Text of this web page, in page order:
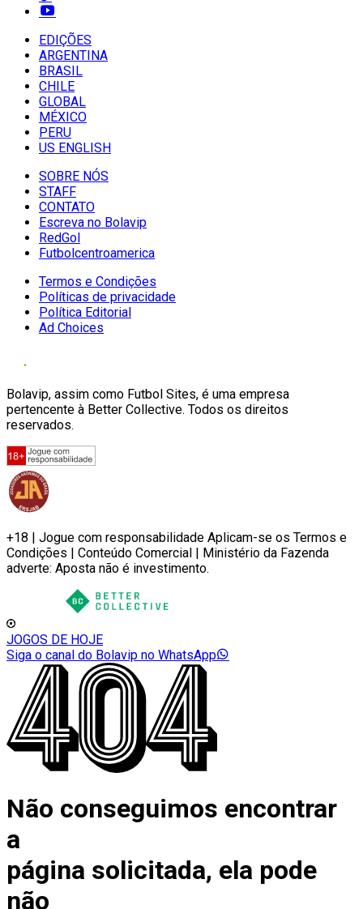
EDIÇÕES
ARGENTINA
BRASIL
CHILE
GLOBAL
MÉXICO
PERU
US ENGLISH
SOBRE NÓS
STAFF
CONTATO
Escreva no Bolavip
RedGol
Futbolcentroamerica
Termos e Condições
Políticas de privacidade
Política Editorial
Ad Choices
Bolavip, assim como Futbol Sites, é uma empresa
pertencente à Better Collective. Todos os direitos
reservados.
+18 | Jogue com responsabilidade Aplicam-se os Termos e
Condições | Conteúdo Comercial | Ministério da Fazenda
adverte: Aposta não é investimento.
JOGOS DE HOJE
Siga o canal do Bolavip no WhatsApp
Não conseguimos encontrar
a
página solicitada, ela pode
não